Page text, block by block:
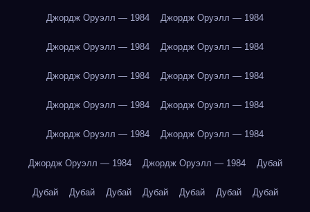
Джордж Оруэлл — 1984 Джордж Оруэлл — 1984
Джордж Оруэлл — 1984 Джордж Оруэлл — 1984
Джордж Оруэлл — 1984 Джордж Оруэлл — 1984
Джордж Оруэлл — 1984 Джордж Оруэлл — 1984
Джордж Оруэлл — 1984 Джордж Оруэлл — 1984
Джордж Оруэлл — 1984 Джордж Оруэлл — 1984 Дубай
Дубай Дубай Дубай Дубай Дубай Дубай Дубай